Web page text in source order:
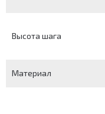
Высота шага
Материал